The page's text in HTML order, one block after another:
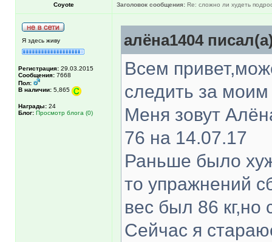
Coyote Заголовок сообщения: Re: сложно ли худеть
Я здесь живу
Регистрация: 29.03.2015
Сообщения: 7668
Пол:
В наличии: 5,865
Награды: 24
Блог: Просмотр блога (0)
алёна1404
Всем
следить за
Меня зовут
76 на 14.07.17
Раньше было
то упражнений
вес был 86 кг,но
Сейчас я